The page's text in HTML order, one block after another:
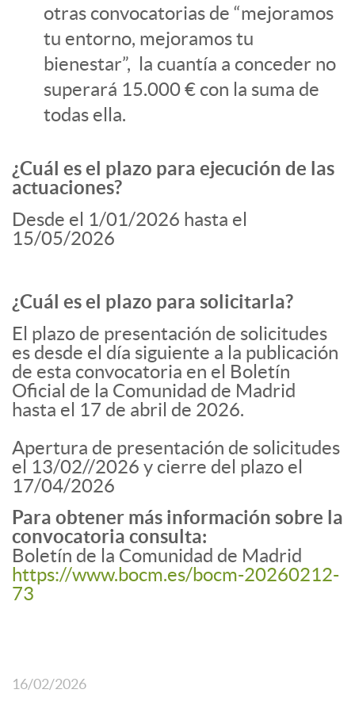
otras convocatorias de “mejoramos
tu entorno, mejoramos tu
bienestar”, la cuantía a conceder no
superará 15.000 € con la suma de
todas ella.
¿Cuál es el plazo para ejecución de las
actuaciones?
Desde el 1/01/2026 hasta el
15/05/2026
¿Cuál es el plazo para solicitarla?
El plazo de presentación de solicitudes
es desde el día siguiente a la publicación
de esta convocatoria en el Boletín
Oficial de la Comunidad de Madrid
hasta el 17 de abril de 2026.
Apertura de presentación de solicitudes
el 13/02//2026 y cierre del plazo el
17/04/2026
Para obtener más información sobre la
convocatoria consulta:
Boletín de la Comunidad de Madrid
https://www.bocm.es/bocm-20260212-
73
16/02/2026